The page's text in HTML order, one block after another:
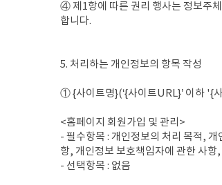
④ 제1항에 따른 권리 행사는 정보주
합니다.
5. 처리하는 개인정보의 항목 작성
① {사이트명}(‘{사이트URL}’ 이하 '{
<홈페이지 회원가입 및 관리>
- 필수항목 : 개인정보의 처리 목적,
항, 개인정보 보호책임자에 관한 사
- 선택항목 : 없음